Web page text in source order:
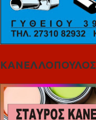
ΚΑΝΕΛΛΟΠΟΥΛΟΣ